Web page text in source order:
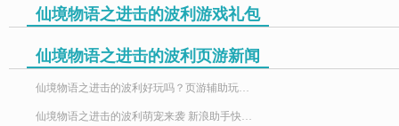
仙境物语之进击的波利游戏礼包
仙境物语之进击的波利页游新闻
仙境物语之进击的波利好玩吗？页游辅助玩法揭秘
仙境物语之进击的波利萌宠来袭 新浪助手快速升级